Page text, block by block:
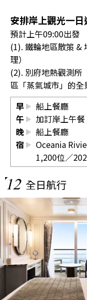
安排岸上觀光一日
預計上午09:00出發
(1). 鐵輪地區散策 &
理）
(2). 別府地熱觀測所
區「蒸氣城市」的全
早
船上餐廳
午
加訂岸上午餐
晚
船上餐廳
宿
Oceania
1,200位／
12 全日航行